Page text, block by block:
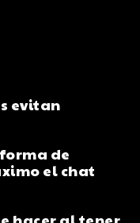
evitan
de
el chat